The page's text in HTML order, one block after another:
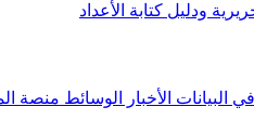
ودليل كتابة الأعداد
البيانات الأخبار الوسائط منصة